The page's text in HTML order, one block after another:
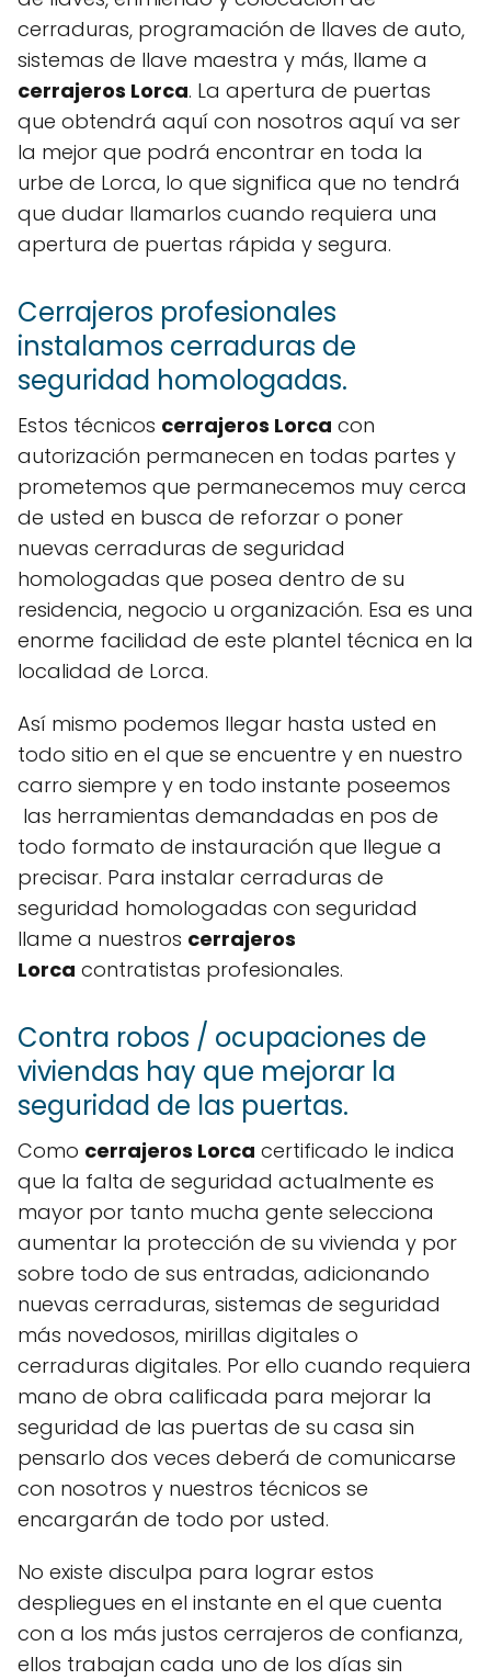
cerraduras, programación de llaves de auto,
sistemas de llave maestra y más, llame a
cerrajeros Lorca. La apertura de puertas
que obtendrá aquí con nosotros aquí va ser
la mejor que podrá encontrar en toda la
urbe de Lorca, lo que significa que no tendrá
que dudar llamarlos cuando requiera una
apertura de puertas rápida y segura.
Cerrajeros profesionales
instalamos cerraduras de
seguridad homologadas.
Estos técnicos cerrajeros Lorca con
autorización permanecen en todas partes y
prometemos que permanecemos muy cerca
de usted en busca de reforzar o poner
nuevas cerraduras de seguridad
homologadas que posea dentro de su
residencia, negocio u organización. Esa es una
enorme facilidad de este plantel técnica en la
localidad de Lorca.
Así mismo podemos llegar hasta usted en
todo sitio en el que se encuentre y en nuestro
carro siempre y en todo instante poseemos
las herramientas demandadas en pos de
todo formato de instauración que llegue a
precisar. Para instalar cerraduras de
seguridad homologadas con seguridad
llame a nuestros cerrajeros
Lorca contratistas profesionales.
Contra robos / ocupaciones de
viviendas hay que mejorar la
seguridad de las puertas.
Como cerrajeros Lorca certificado le indica
que la falta de seguridad actualmente es
mayor por tanto mucha gente selecciona
aumentar la protección de su vivienda y por
sobre todo de sus entradas, adicionando
nuevas cerraduras, sistemas de seguridad
más novedosos, mirillas digitales o
cerraduras digitales. Por ello cuando requiera
mano de obra calificada para mejorar la
seguridad de las puertas de su casa sin
pensarlo dos veces deberá de comunicarse
con nosotros y nuestros técnicos se
encargarán de todo por usted.
No existe disculpa para lograr estos
despliegues en el instante en el que cuenta
con a los más justos cerrajeros de confianza,
ellos trabajan cada uno de los días sin